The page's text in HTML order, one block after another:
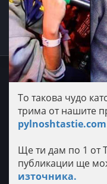
То такова чудо
трима от нашите
pylnoshtastie.com
Ще ти дам по 1 от
публикации ще
източника.